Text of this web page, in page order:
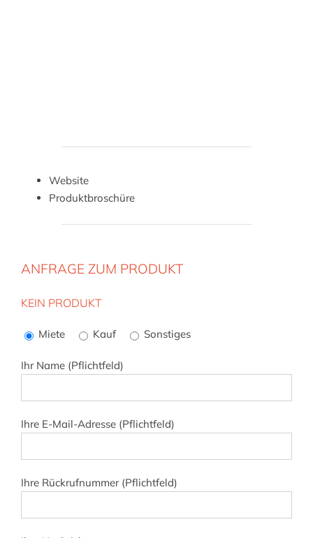
Website
Produktbroschüre
ANFRAGE ZUM PRODUKT
Bitte
dieses
leer.
KEIN PRODUKT
Miete Kauf Sonstiges
Ihr Name (Pflichtfeld)
Ihre E-Mail-Adresse (Pflichtfeld)
Ihre Rückrufnummer (Pflichtfeld)